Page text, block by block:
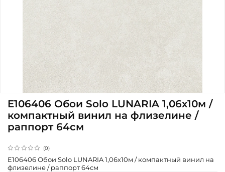
(0)
E106406 Обои Solo LUNARIA 1,06х10м /
компактный винил на флизелине /
раппорт 64см
E106406 Обои Solo LUNARIA 1,06х10м / компактный винил на
флизелине / раппорт 64см